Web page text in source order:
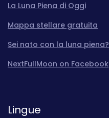
La Luna Piena di Oggi
Mappa stellare gratuita
Sei nato con la luna piena?
NextFullMoon on Facebook
Lingue